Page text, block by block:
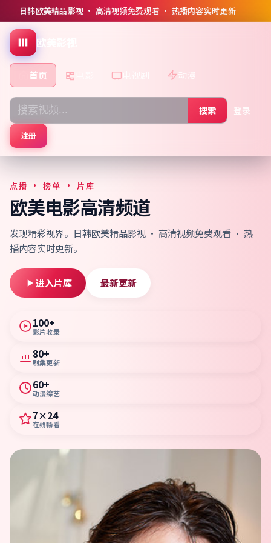
日韩欧美精品影视 · 高清视频免费观看 · 热播内容实时更新
欧美影视
首页 动漫
搜索 登录
注册
点播 · 榜单 · 片库
欧美电影高清频道
发现精彩视界。日韩欧美精品影视 · 高清视频免费观看 · 热
播内容实时更新。
进入片库 最新更新
100+
影片收录
80+
剧集更新
60+
动漫综艺
7×24
在线畅看